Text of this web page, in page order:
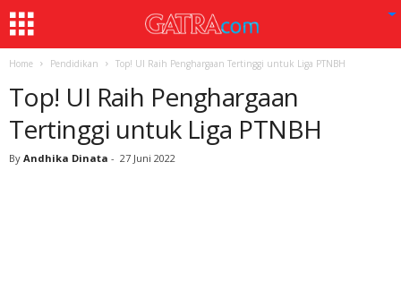
Home Pendidikan Top! UI Raih Penghargaan Tertinggi untuk Liga PTNBH
Top! UI Raih Penghargaan
Tertinggi untuk Liga PTNBH
By Andhika Dinata - 27 Juni 2022